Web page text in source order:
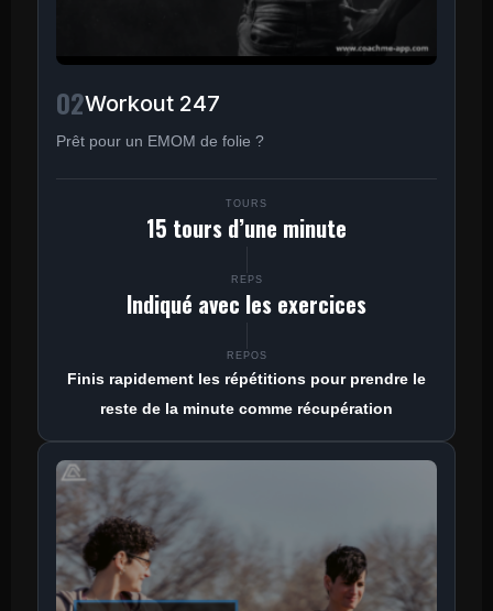
02Workout 247
Prêt pour un EMOM de folie ?
TOURS
15 tours d’une minute
REPS
Indiqué avec les exercices
REPOS
Finis rapidement les répétitions pour prendre le
reste de la minute comme récupération